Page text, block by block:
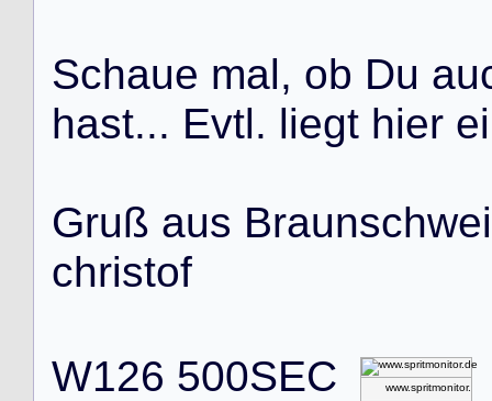
Schaue mal, ob Du au
hast... Evtl. liegt hier ei
Gruß aus Braunschwei
christof
W126 500SEC www.spritmonitor.de